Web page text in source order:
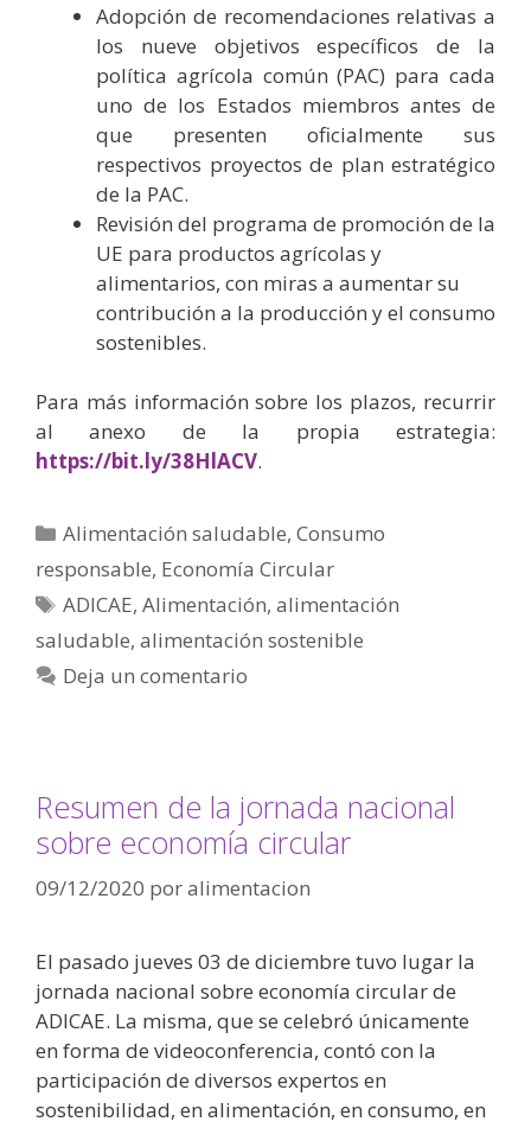
Adopción de recomendaciones relativas a
los nueve objetivos específicos de la
política agrícola común (PAC) para cada
uno de los Estados miembros antes de
que presenten oficialmente sus
respectivos proyectos de plan estratégico
de la PAC.
Revisión del programa de promoción de la
UE para productos agrícolas y
alimentarios, con miras a aumentar su
contribución a la producción y el consumo
sostenibles.
Para más información sobre los plazos, recurrir
al anexo de la propia estrategia:
https://bit.ly/38HlACV.
Alimentación saludable,Consumo
responsable, Economía Circular
ADICAE,Alimentación,alimentación
saludable, alimentación sostenible
Deja un comentario
Resumen de la jornada nacional
sobre economía circular
09/12/2020 poralimentacion
El pasado jueves 03 de diciembre tuvo lugar la
jornada nacional sobre economía circular de
ADICAE. La misma, que se celebró únicamente
en forma de videoconferencia, contó con la
participación de diversos expertos en
sostenibilidad, en alimentación, en consumo, en